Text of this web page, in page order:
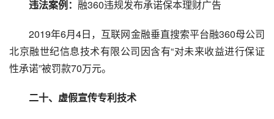
违法案例： 融360违规发布承诺保本理财广告
2019年6月4日，互联网金融垂直搜索平台融360母公司
北京融世纪信息技术有限公司因含有“对未来收益进行保证
性承诺”被罚款70万元。
二十、虚假宣传专利技术